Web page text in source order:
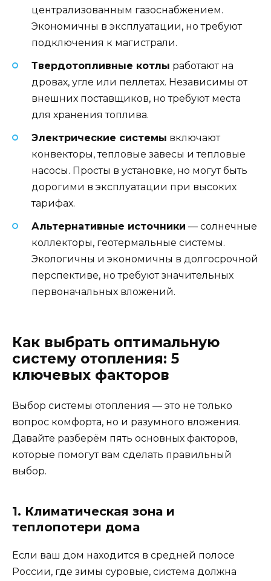
централизованным газоснабжением.
Экономичны в эксплуатации, но требуют
подключения к магистрали.
Твердотопливные котлы работают на
дровах, угле или пеллетах. Независимы от
внешних поставщиков, но требуют места
для хранения топлива.
Электрические системы включают
конвекторы, тепловые завесы и тепловые
насосы. Просты в установке, но могут быть
дорогими в эксплуатации при высоких
тарифах.
Альтернативные источники — солнечные
коллекторы, геотермальные системы.
Экологичны и экономичны в долгосрочной
перспективе, но требуют значительных
первоначальных вложений.
Как выбрать оптимальную
систему отопления: 5
ключевых факторов
Выбор системы отопления — это не только
вопрос комфорта, но и разумного вложения.
Давайте разберём пять основных факторов,
которые помогут вам сделать правильный
выбор.
1. Климатическая зона и
теплопотери дома
Если ваш дом находится в средней полосе
России, где зимы суровые, система должна